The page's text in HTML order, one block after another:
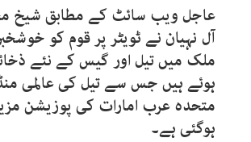
عاجل ویب سائٹ کے مطابق شیخ
آل نہیان نے ٹویٹر پر قوم کو
ملک میں تیل اور گیس کے نئے
ہوئے ہیں جس سے تیل کی عالمی
متحدہ عرب امارات کی پوزیشن
ہوگئی ہے۔